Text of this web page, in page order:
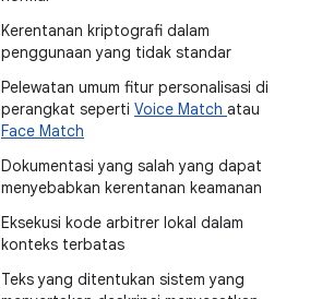
Kerentanan kriptografi dalam
penggunaan yang tidak standar
Pelewatan umum fitur personalisasi di
perangkat seperti Voice Match atau
Face Match
Dokumentasi yang salah yang dapat
menyebabkan kerentanan keamanan
Eksekusi kode arbitrer lokal dalam
konteks terbatas
Teks yang ditentukan sistem yang